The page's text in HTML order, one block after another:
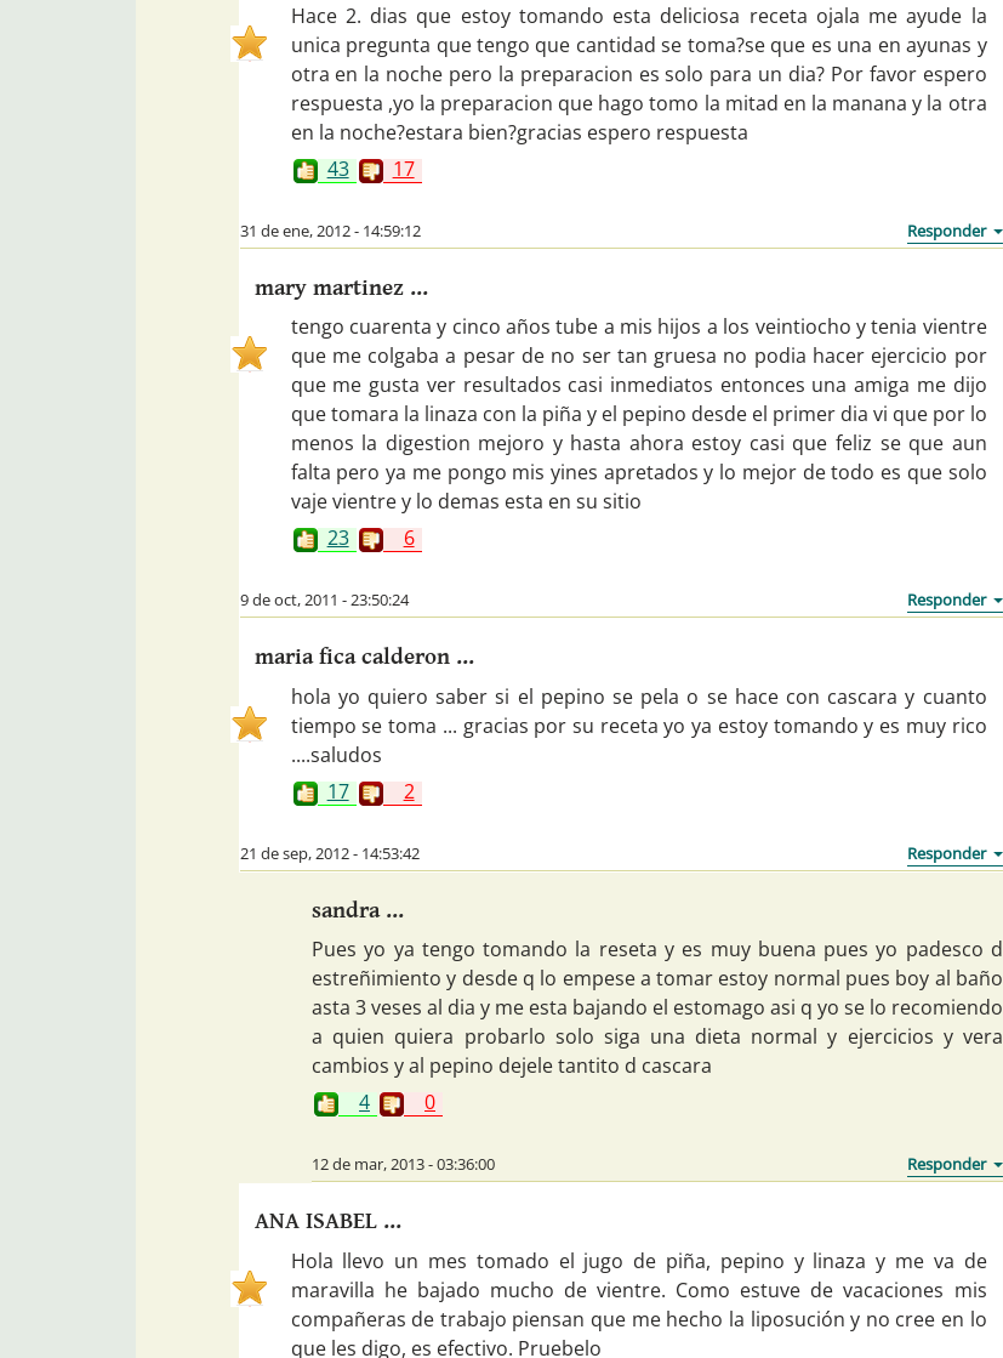
Hace 2. dias que estoy tomando esta deliciosa receta ojala me ayude la
unica pregunta que tengo que cantidad se toma?se que es una en ayunas y
otra en la noche pero la preparacion es solo para un dia? Por favor espero
respuesta ,yo la preparacion que hago tomo la mitad en la manana y la otra
en la noche?estara bien?gracias espero respuesta
43
17
31 de ene, 2012 - 14:59:12
mary martinez ...
tengo cuarenta y cinco años tube a mis hijos a los veintiocho y tenia vientre
que me colgaba a pesar de no ser tan gruesa no podia hacer ejercicio por
que me gusta ver resultados casi inmediatos entonces una amiga me dijo
que tomara la linaza con la piña y el pepino desde el primer dia vi que por lo
menos la digestion mejoro y hasta ahora estoy casi que feliz se que aun
falta pero ya me pongo mis yines apretados y lo mejor de todo es que solo
vaje vientre y lo demas esta en su sitio
23
6
9 de oct, 2011 - 23:50:24
maria fica calderon ...
hola yo quiero saber si el pepino se pela o se hace con cascara y cuanto
tiempo se toma ... gracias por su receta yo ya estoy tomando y es muy rico
....saludos
17
2
21 de sep, 2012 - 14:53:42
sandra ...
Pues yo ya tengo tomando la reseta y es muy buena pues yo padesco d
estreñimiento y desde q lo empese a tomar estoy normal pues boy al baño
asta 3 veses al dia y me esta bajando el estomago asi q yo se lo recomiendo
a quien quiera probarlo solo siga una dieta normal y ejercicios y vera
cambios y al pepino dejele tantito d cascara
4
0
12 de mar, 2013 - 03:36:00
ANA ISABEL ...
Hola llevo un mes tomado el jugo de piña, pepino y linaza y me va de
maravilla he bajado mucho de vientre. Como estuve de vacaciones mis
compañeras de trabajo piensan que me hecho la liposución y no cree en lo
que les digo, es efectivo. Pruebelo